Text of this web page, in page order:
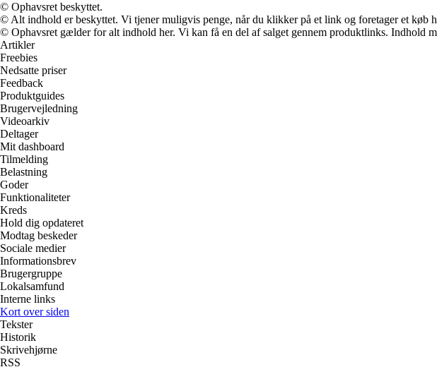
© Ophavsret beskyttet.
© Alt indhold er beskyttet. Vi tjener muligvis penge, når du klikker på et link og foretager et køb
© Ophavsret gælder for alt indhold her. Vi kan få en del af salget gennem produktlinks. Indhold
Artikler
Freebies
Nedsatte priser
Feedback
Produktguides
Brugervejledning
Videoarkiv
Deltager
Mit dashboard
Tilmelding
Belastning
Goder
Funktionaliteter
Kreds
Hold dig opdateret
Modtag beskeder
Sociale medier
Informationsbrev
Brugergruppe
Lokalsamfund
Interne links
Kort over siden
Tekster
Historik
Skrivehjørne
RSS